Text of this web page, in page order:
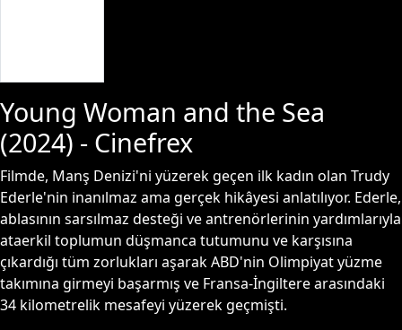
Young Woman and the Sea
(2024) - Cinefrex
Filmde, Manş Denizi'ni yüzerek geçen ilk kadın olan Trudy
Ederle'nin inanılmaz ama gerçek hikâyesi anlatılıyor. Ederle,
ablasının sarsılmaz desteği ve antrenörlerinin yardımlarıyla
ataerkil toplumun düşmanca tutumunu ve karşısına
çıkardığı tüm zorlukları aşarak ABD'nin Olimpiyat yüzme
takımına girmeyi başarmış ve Fransa-İngiltere arasındaki
34 kilometrelik mesafeyi yüzerek geçmişti.